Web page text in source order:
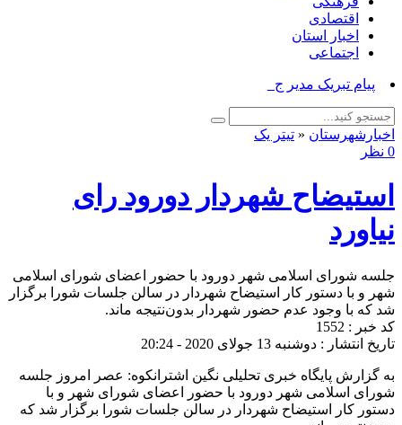
اقتصادی
اخبار استان
اجتماعی
پیام تبریک مدیر جهاد کش_
اخبارشهرستان « تیتر یک
0 نظر
استیضاح شهردار دورود رای
نیاورد
جلسه شورای اسلامی شهر دورود با حضور اعضای شورای اسلامی
شهر و با دستور کار استیضاح شهردار در سالن جلسات شورا برگزار
شد که با وجود عدم‌ حضور شهردار بدون‌نتیجه ماند.
کد خبر : 1552
تاریخ انتشار : دوشنبه 13 جولای 2020 - 20:24
به گزارش پایگاه خبری تحلیلی نگین اشترانکوه: عصر امروز جلسه
شورای اسلامی شهر دورود با حضور اعضای شورای شهر و با
دستور کار استیضاح شهردار در سالن جلسات شورا برگزار شد که